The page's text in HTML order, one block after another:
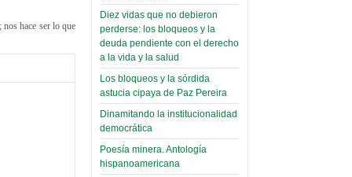
nos hace ser lo que
Read more...
Creacionismo,
filtraciones e
inicio de la
campaña del
MAS
(Miscelánea
palaciega 6)
El Infamatorio
Diez vidas que no debieron
perderse: los bloqueos y la
deuda pendiente con el derecho
a la vida y la salud
Los bloqueos y la sórdida
astucia cipaya de Paz Pereira
Dinamitando la institucionalidad
democrática
Poesía minera. Antología
hispanoamericana